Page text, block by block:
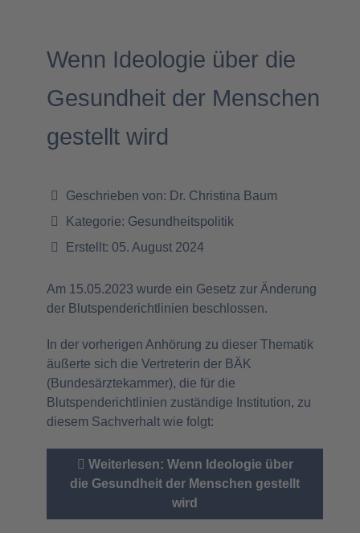
Wenn Ideologie über die
Gesundheit der Menschen
gestellt wird
Geschrieben von: Dr. Christina Baum
Kategorie: Gesundheitspolitik
Erstellt: 05. August 2024
Am 15.05.2023 wurde ein Gesetz zur Änderung
der Blutspenderichtlinien beschlossen.
In der vorherigen Anhörung zu dieser Thematik
äußerte sich die Vertreterin der BÄK
(Bundesärztekammer), die für die
Blutspenderichtlinien zuständige Institution, zu
diesem Sachverhalt wie folgt:
Weiterlesen: Wenn Ideologie über
die Gesundheit der Menschen gestellt
wird